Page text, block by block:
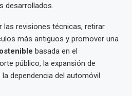
desarrollados.
revisiones técnicas, retirar
más antiguos y promover una
basada en el
público, la expansión de
dependencia del automóvil